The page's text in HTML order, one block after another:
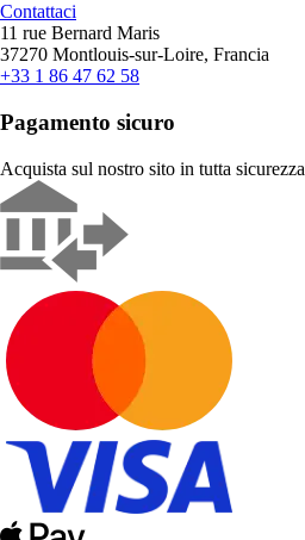
Contattaci
11 rue Bernard Maris
37270 Montlouis-sur-Loire, Francia
+33 1 86 47 62 58
Pagamento sicuro
Acquista sul nostro sito in tutta sicurezza